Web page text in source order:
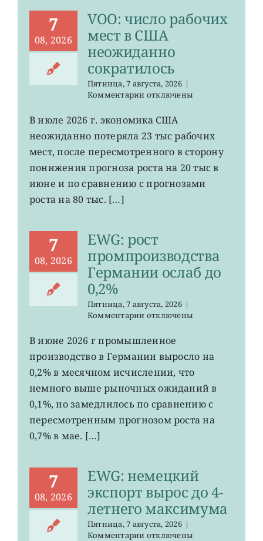
7
08, 2026
VOO: число рабочих
мест в США
неожиданно
сократилось
Пятница, 7 августа, 2026 |
Комментариик
VOO:
рабочих
мест
США
неожиданно
отключены
В июле 2026 г. экономика США
неожиданно потеряла 23 тыс рабочих
мест, после пересмотренного в сторону
понижения прогноза роста на 20 тыс в
июне и по сравнению с прогнозами
роста на 80 тыс. […]
7
08, 2026
EWG: рост
промпроизводства
Германии ослаб до
0,2%
Пятница, 7 августа, 2026 |
Комментариик
EWG:
рост
промпроизводства
Германии
до
0,2%
отключены
В июне 2026 г промышленное
производство в Германии выросло на
0,2% в месячном исчислении, что
немного выше рыночных ожиданий в
0,1%, но замедлилось по сравнению с
пересмотренным прогнозом роста на
0,7% в мае. […]
7
08, 2026
EWG: немецкий
экспорт вырос до 4-
летнего максимума
Пятница, 7 августа, 2026 |
Комментариикотключены